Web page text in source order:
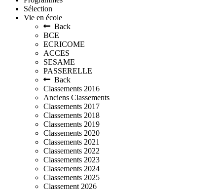
Sélection
Vie en école
Back
BCE
ECRICOME
ACCES
SESAME
PASSERELLE
Back
Classements 2016
Anciens Classements
Classements 2017
Classements 2018
Classements 2019
Classements 2020
Classements 2021
Classements 2022
Classements 2023
Classements 2024
Classements 2025
Classement 2026